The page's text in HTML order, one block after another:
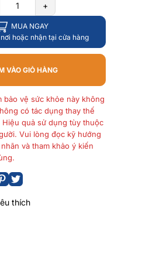
+
MUA NGAY
hoặc nhận tại cửa hàng
VÀO GIỎ HÀNG
bảo vệ sức khỏe này không
có tác dụng thay thế
quả sử dụng tùy thuộc
Vui lòng đọc kỹ hướng
và tham khảo ý kiến
thích